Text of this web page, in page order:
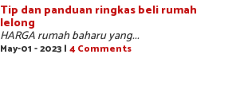
Tip dan panduan ringkas beli rumah
lelong
HARGA rumah baharu yang...
May-01 - 2023 | 4 Comments